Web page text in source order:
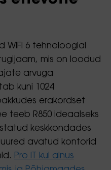
WiFi 6 tehnoloogial
mis on loodud
arvuga
kuni 1024
erakordset
teeb R850 ideaalseks
keskkondades
avatud kontorid
Pro IT kui ainus